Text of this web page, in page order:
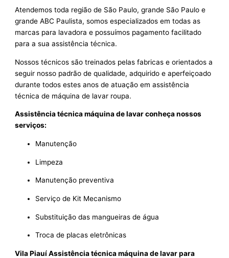
Atendemos toda região de São Paulo, grande São Paulo e
grande ABC Paulista, somos especializados em todas as
marcas para lavadora e possuímos pagamento facilitado
para a sua assistência técnica.
Nossos técnicos são treinados pelas fabricas e orientados a
seguir nosso padrão de qualidade, adquirido e aperfeiçoado
durante todos estes anos de atuação em assistência
técnica de máquina de lavar roupa.
Assistência técnica máquina de lavar conheça nossos
serviços:
Manutenção
Limpeza
Manutenção preventiva
Serviço de Kit Mecanismo
Substituição das mangueiras de água
Troca de placas eletrônicas
Vila Piauí Assistência técnica máquina de lavar para